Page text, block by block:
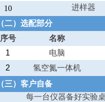
10
进样器
（二）选配部分
序号
名称
1
电脑
2
氢空氮一体机
（三）客户自备
每一台仪器备好实验